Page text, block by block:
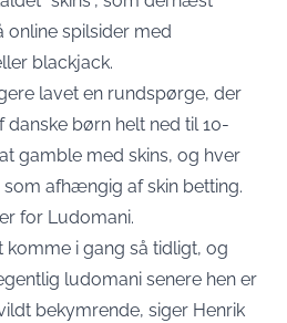
online spilsider med
blackjack.
lavet en rundspørge, der
danske børn helt ned til 10-
gamble med skins, og hver
afhængig af skin betting.
for Ludomani.
komme i gang så tidligt, og
ludomani senere hen er
bekymrende, siger Henrik